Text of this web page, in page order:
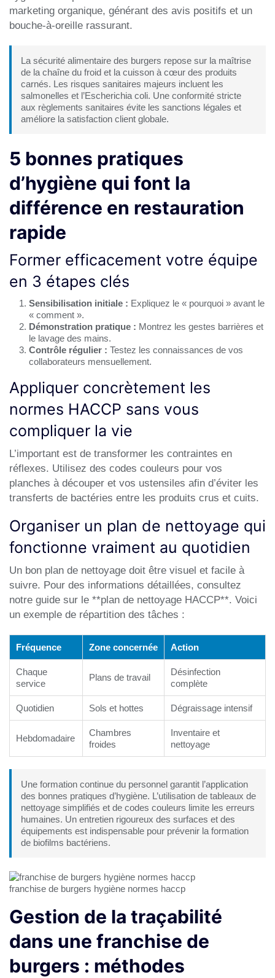
marketing organique, générant des avis positifs et un
bouche-à-oreille rassurant.
La sécurité alimentaire des burgers repose sur la maîtrise
de la chaîne du froid et la cuisson à cœur des produits
carnés. Les risques sanitaires majeurs incluent les
salmonelles et l’Escherichia coli. Une conformité stricte
aux règlements sanitaires évite les sanctions légales et
améliore la satisfaction client globale.
5 bonnes pratiques
d’hygiène qui font la
différence en restauration
rapide
Former efficacement votre équipe
en 3 étapes clés
Sensibilisation initiale : Expliquez le « pourquoi » avant le
« comment ».
Démonstration pratique : Montrez les gestes barrières et
le lavage des mains.
Contrôle régulier : Testez les connaissances de vos
collaborateurs mensuellement.
Appliquer concrètement les
normes HACCP sans vous
compliquer la vie
L’important est de transformer les contraintes en
réflexes. Utilisez des codes couleurs pour vos
planches à découper et vos ustensiles afin d’éviter les
transferts de bactéries entre les produits crus et cuits.
Organiser un plan de nettoyage qui
fonctionne vraiment au quotidien
Un bon plan de nettoyage doit être visuel et facile à
suivre. Pour des informations détaillées, consultez
notre guide sur le **plan de nettoyage HACCP**. Voici
un exemple de répartition des tâches :
Fréquence Zone concernée Action
Chaque
service
Plans de travail
Désinfection
complète
Quotidien Sols et hottes Dégraissage intensif
Hebdomadaire
Chambres
froides
Inventaire et
nettoyage
Une formation continue du personnel garantit l’application
des bonnes pratiques d’hygiène. L’utilisation de tableaux de
nettoyage simplifiés et de codes couleurs limite les erreurs
humaines. Un entretien rigoureux des surfaces et des
équipements est indispensable pour prévenir la formation
de biofilms bactériens.
franchise de burgers hygiène normes haccp
Gestion de la traçabilité
dans une franchise de
burgers : méthodes